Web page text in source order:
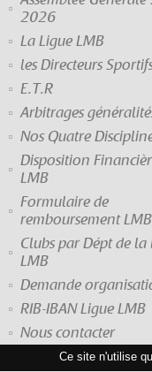
2026
La Ligue LMB
les Directeurs
E.T.R
Arbitrages
Nos Quatre
Disposition
LMB
Formulaire de
remboursement LMB
Clubs par Dépt de la
LMB
Demande
RIB-IBAN Ligue LMB
Nous contacter
Ce site n'utilise